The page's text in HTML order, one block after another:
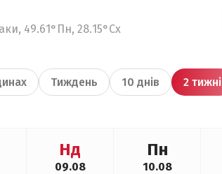
49.61°Пн, 28.15°Сх
Тиждень 10 днів 2 тижні
Нд
09.08
Пн
10.08